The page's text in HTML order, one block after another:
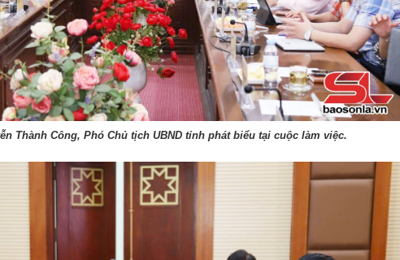
Thành Công, Phó Chủ tịch UBND tỉnh phát biểu tại cuộc làm việc.